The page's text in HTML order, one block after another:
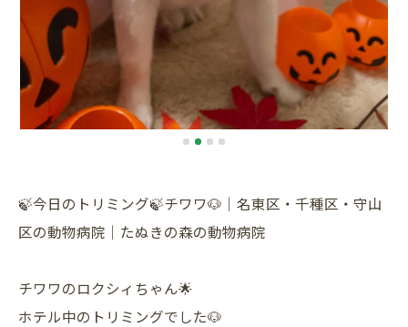
🍃今日のトリミング🍃チワワ🐶｜名東区・千種区・守山
区の動物病院｜たぬきの森の動物病院
チワワのロクシィちゃん🌟
ホテル中のトリミングでした🐶